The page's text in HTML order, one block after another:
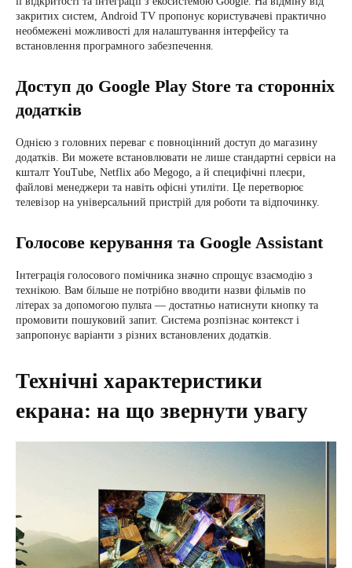
закритих систем, Android TV пропонує користувачеві практично
необмежені можливості для налаштування інтерфейсу та
встановлення програмного забезпечення.
Доступ до Google Play Store та сторонніх
додатків
Однією з головних переваг є повноцінний доступ до магазину
додатків. Ви можете встановлювати не лише стандартні сервіси на
кшталт YouTube, Netflix або Megogo, а й специфічні плеєри,
файлові менеджери та навіть офісні утиліти. Це перетворює
телевізор на універсальний пристрій для роботи та відпочинку.
Голосове керування та Google Assistant
Інтеграція голосового помічника значно спрощує взаємодію з
технікою. Вам більше не потрібно вводити назви фільмів по
літерах за допомогою пульта — достатньо натиснути кнопку та
промовити пошуковий запит. Система розпізнає контекст і
запропонує варіанти з різних встановлених додатків.
Технічні характеристики
екрана: на що звернути увагу